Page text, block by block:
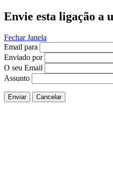
Envie esta ligação a
Fechar Janela
Email para
Enviado por
O seu Email
Assunto
Enviar Cancelar